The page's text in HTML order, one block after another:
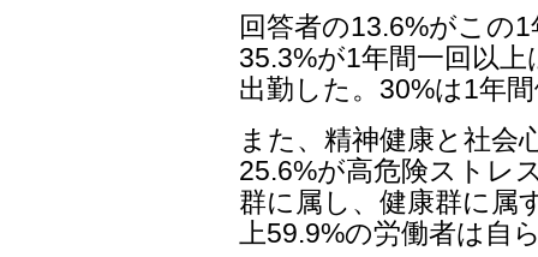
回答者の13.6%がこの
35.3%が1年間一回以
出勤した。30%は1年
また、精神健康と社会
25.6%が高危険ストレ
群に属し、健康群に属
上59.9%の労働者は自